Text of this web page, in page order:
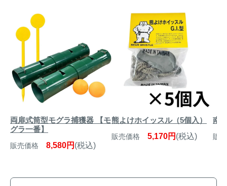
両扉式筒型モグラ捕獲器 【モ
グラ一番】
販売価格 8,580円 (税込)
熊よけホイッスル（5個入）
販売価格 5,170円 (税込)
南
販